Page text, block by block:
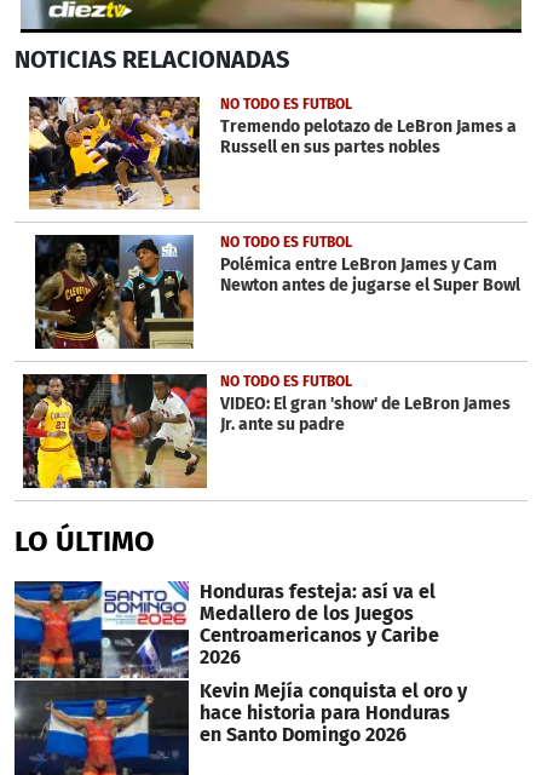
seconds
1
minute,
10
seconds
NOTICIAS RELACIONADAS
NO TODO ES FUTBOL
Tremendo pelotazo de LeBron James a
Russell en sus partes nobles
NO TODO ES FUTBOL
Polémica entre LeBron James y Cam
Newton antes de jugarse el Super Bowl
NO TODO ES FUTBOL
VIDEO: El gran 'show' de LeBron James
Jr. ante su padre
LO ÚLTIMO
Honduras festeja: así va el
Medallero de los Juegos
Centroamericanos y Caribe
2026
Kevin Mejía conquista el oro y
hace historia para Honduras
en Santo Domingo 2026